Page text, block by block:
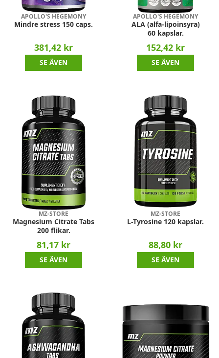
APOLLO'S HEGEMONY
Mindre stress 150 caps.
381,42 kr
SE ÄVEN
APOLLO'S HEGEMONY
ALA (alfa-lipoinsyra)
60 kapslar.
152,42 kr
SE ÄVEN
MZ-STORE
Magnesium Citrate Tabs
200 flikar.
81,17 kr
SE ÄVEN
MZ-STORE
L-Tyrosine 120 kapslar.
88,80 kr
SE ÄVEN